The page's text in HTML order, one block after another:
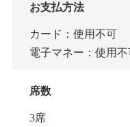
お支払方法
カード：使用不可
電子マネー：使用不
席数
3席